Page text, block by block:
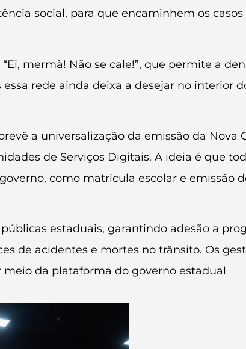
social, para que encaminhem os casos
mermã! Não se cale!”, que permite a
rede ainda deixa a desejar no interior
a universalização da emissão da Nova
de Serviços Digitais. A ideia é que
como matrícula escolar e emissão
estaduais, garantindo adesão a
de acidentes e mortes no trânsito. Os
da plataforma do governo estadual